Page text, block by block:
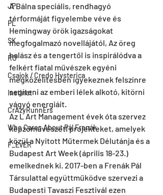
JP
PL
SK
RO
Csajok / Credo Hysterica
Instinct
CrAzyRunnErs
Who Cares About Pál Frenák
F_EvER
A Bálna speciális, rendhagyó
térformáját figyelembe véve és
Hemingway örök igazságokat
megfogalmazó novellájától, Az öreg
halász és a tengertől is inspirálódva a
felkért fiatal művészek egyéni
megközelítésben igyekeznek felszínre
segíteni az emberi lélek alkotó, kitörni
vágyó energiáit.
Az L Art Management évek óta szervez
képzőművészeti projekteket, amelyek
közül a Nyitott Műtermek Délutánja és a
Budapest Art Week (április 18-23.)
emelkednek ki. 2017-ben a Frenák Pál
Társulattal együttműködve szervezi a
Budapesti Tavaszi Fesztivál ezen